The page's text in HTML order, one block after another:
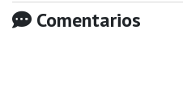
Comentarios